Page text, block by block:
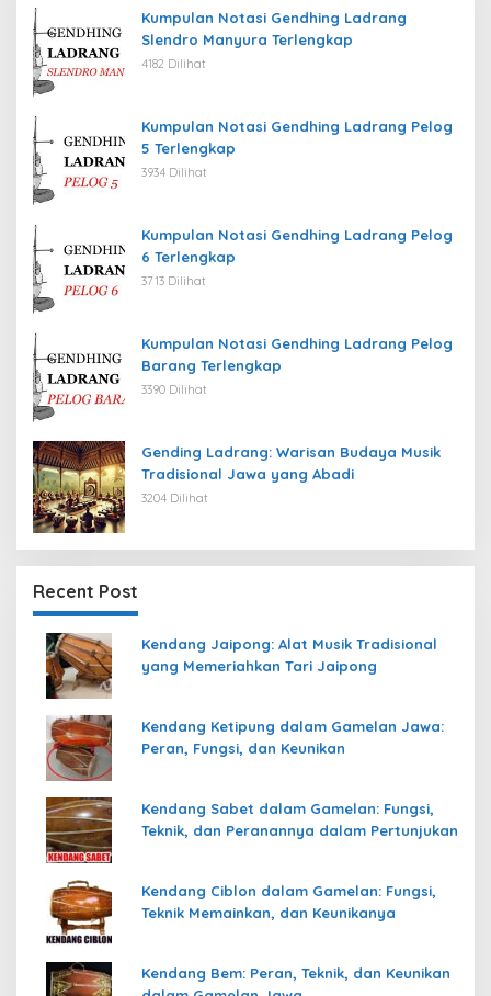
Kumpulan Notasi Gendhing Ladrang
Slendro Manyura Terlengkap
4182 Dilihat
Kumpulan Notasi Gendhing Ladrang Pelog
5 Terlengkap
3934 Dilihat
Kumpulan Notasi Gendhing Ladrang Pelog
6 Terlengkap
3713 Dilihat
Kumpulan Notasi Gendhing Ladrang Pelog
Barang Terlengkap
3390 Dilihat
Gending Ladrang: Warisan Budaya Musik
Tradisional Jawa yang Abadi
3204 Dilihat
Recent Post
Kendang Jaipong: Alat Musik Tradisional
yang Memeriahkan Tari Jaipong
Kendang Ketipung dalam Gamelan Jawa:
Peran, Fungsi, dan Keunikan
Kendang Sabet dalam Gamelan: Fungsi,
Teknik, dan Peranannya dalam Pertunjukan
Kendang Ciblon dalam Gamelan: Fungsi,
Teknik Memainkan, dan Keunikanya
Kendang Bem: Peran, Teknik, dan Keunikan